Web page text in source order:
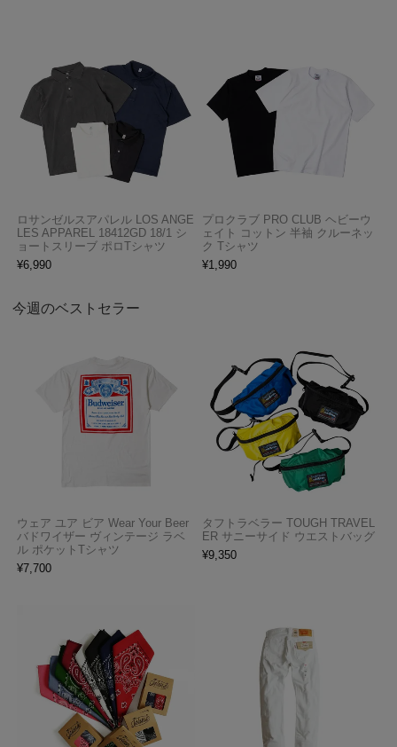
ロサンゼルスアパレル LOS ANGE
LES APPAREL 18412GD 18/1 シ
ョートスリーブ ポロTシャツ
¥6,990
プロクラブ PRO CLUB ヘビーウ
ェイト コットン 半袖 クルーネッ
ク Tシャツ
¥1,990
今週のベストセラー
ウェア ユア ビア Wear Your Beer
バドワイザー ヴィンテージ ラベ
ル ポケットTシャツ
¥7,700
タフトラベラー TOUGH TRAVEL
ER サニーサイド ウエストバッグ
¥9,350